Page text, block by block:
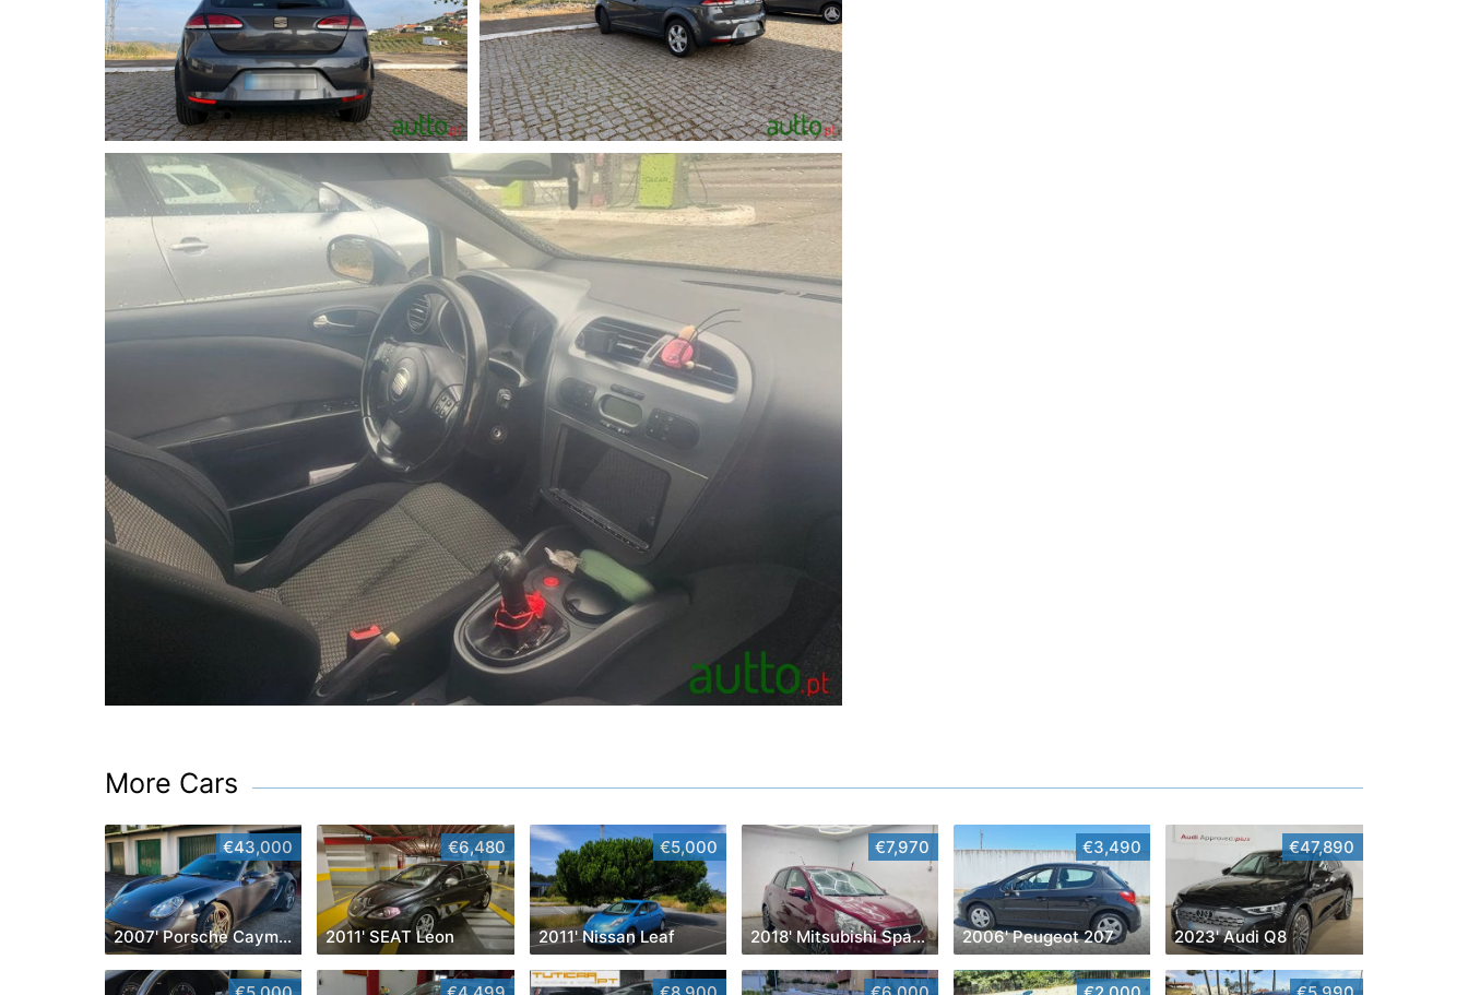
More Cars
€43,000
2007' Porsche Cayman
€6,480
2011' SEAT Leon
€5,000
2011' Nissan Leaf
€7,970
2018' Mitsubishi Space Star
€3,490
2006' Peugeot 207
€47,890
2023' Audi Q8